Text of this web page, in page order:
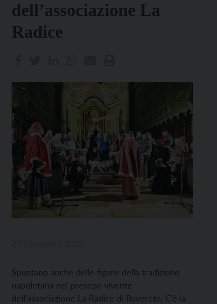
dell’associazione La
Radice
Spuntano anche delle figure della tradizione
napoletana nel presepe vivente
dell’associazione La Radice di Rovereto. C’è la